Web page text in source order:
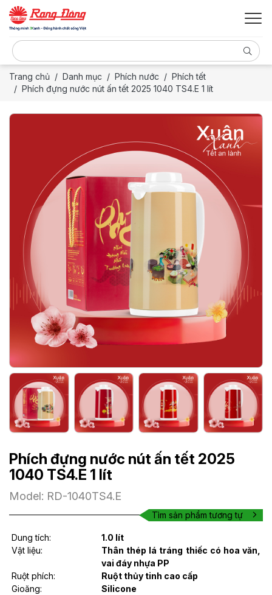
Trang chủ Danh mục Phích nước
Phích tết
Phích đựng nước nút ấn tết 2025 1040 TS4.E 1 lít
Phích đựng nước nút ấn tết 2025
1040 TS4.E 1 lít
Model: RD-1040TS4.E
Tìm sản phẩm tương tự
Dung tích:
1.0 lít
Vật liệu:
Thân thép lá tráng thiếc có hoa văn,
vai đáy nhựa PP
Ruột phích:
Ruột thủy tinh cao cấp
Gioăng:
Silicone